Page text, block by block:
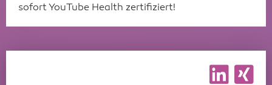
sofort YouTube Health zertifiziert!